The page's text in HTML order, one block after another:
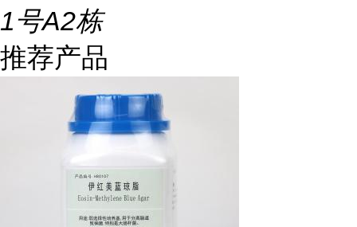
1号A2栋
推荐产品